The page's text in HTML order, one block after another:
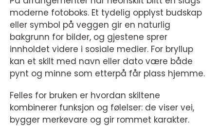
moderne fotoboks. Et tydelig opplyst budskap
eller symbol på veggen gir en naturlig
bakgrunn for bilder, og gjestene sprer
innholdet videre i sosiale medier. For bryllup
kan et skilt med navn eller dato være både
pynt og minne som etterpå får plass hjemme.
Felles for bruken er hvordan skiltene
kombinerer funksjon og følelser: de viser vei,
bygger merkevare og gir rommet karakter.